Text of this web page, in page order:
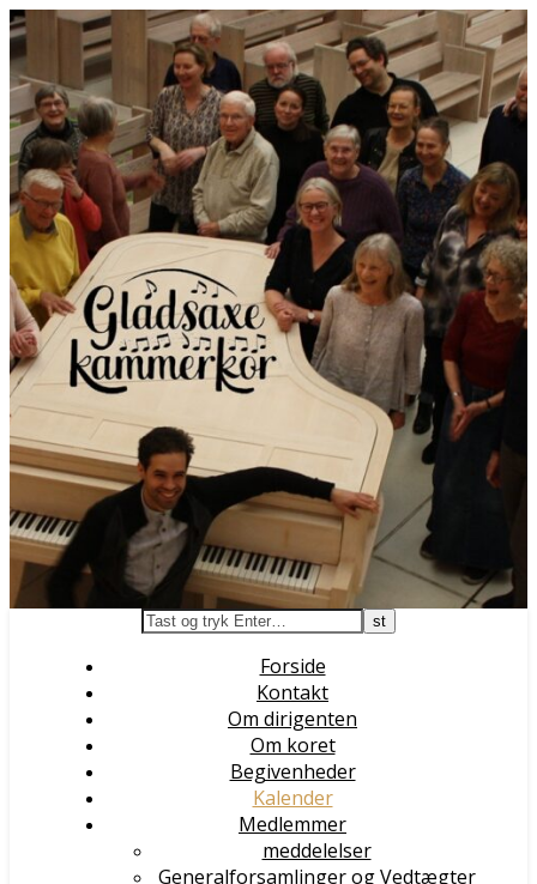
Forside
Kontakt
Om dirigenten
Om koret
Begivenheder
Kalender
Medlemmer
meddelelser
Generalforsamlinger og Vedtægter